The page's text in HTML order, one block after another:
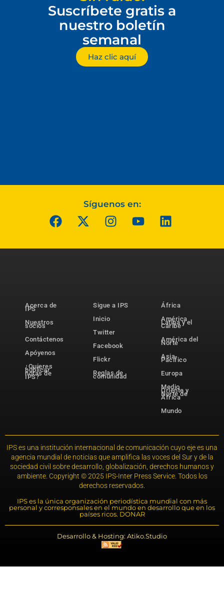
Suscríbete gratis a
nuestro boletín
semanal
Haz clic aquí
Síguenos en:
Acerca de
IPS
Nuestros
socios
Contáctenos
Apóyenos
¿Quieres
publicar
notas de
IPS?
Sigue a IPS
Inicio
Twitter
Facebook
Flickr
Reglas de
comunidad
África
América
Latina y el
Caribe
América del
Norte
Asia-
Pacífico
Europa
Medio
Oriente y
Norte de
África
Mundo
IPS es una institución internacional de comunicación cuyo eje es una
agencia mundial de noticias que amplifica las voces del Sur y de la
sociedad civil sobre desarrollo, globalización, derechos humanos y
ambiente. Copyright © 2025 IPS-Inter Press Service. Todos los
derechos reservados.
IPS es la única organización periodística mundial con más
personal y corresponsales en el mundo en desarrollo que en los
países ricos. DONAR
Desarrollo & Hosting: Atiko.Studio